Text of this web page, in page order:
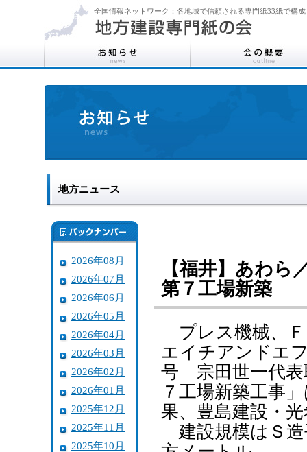
全国情報ネットワーク：各地域で信頼される専門紙33紙で構成
地方ニュース
2026年08月
2026年07月
2026年06月
2026年05月
2026年04月
2026年03月
2026年02月
2026年01月
2025年12月
2025年11月
2025年10月
【福井】あわら
第７工場新築
プレス機械、Ｆ
エイチアンドエ
号 宗田世一代表
７工場新築工事
果、豊島建設・
建設規模はＳ造